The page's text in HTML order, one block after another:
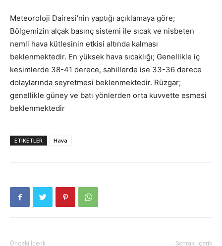
Meteoroloji Dairesi’nin yaptığı açıklamaya göre;
Bölgemizin alçak basınç sistemi ile sıcak ve nisbeten
nemli hava kütlesinin etkisi altında kalması
beklenmektedir. En yüksek hava sıcaklığı; Genellikle iç
kesimlerde 38-41 derece, sahillerde ise 33-36 derece
dolaylarında seyretmesi beklenmektedir. Rüzgar;
genellikle güney ve batı yönlerden orta kuvvette esmesi
beklenmektedir
ETIKETLER Hava
Önceki İçerik Sonraki İçerik